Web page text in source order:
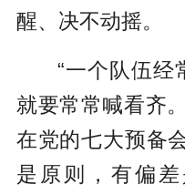
醒、决不动摇。
“一个队伍经
就要常常喊看齐
在党的七大预备
是原则，有偏